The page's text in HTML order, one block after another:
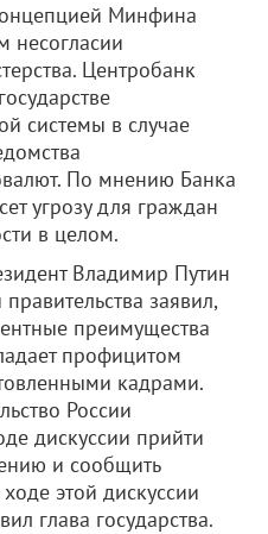
Минфина
несогласии
Центробанк
системы в случае
По мнению Банка
угрозу для граждан
в целом.
Владимир Путин
заявил,
преимущества
профицитом
кадрами.
России
дискуссии прийти
и сообщить
этой дискуссии
глава государства.